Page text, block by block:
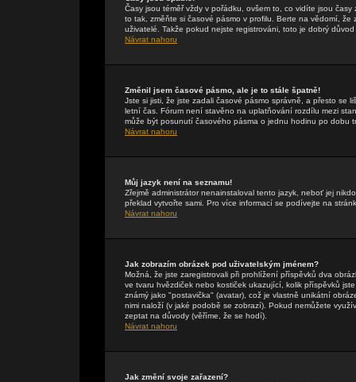
Časy jsou téměř vždy v pořádku, ovšem to, co vidíte jsou
to tak, změňte si časové pásmo v profilu. Berte na vědomí,
uživatelé. Takže pokud nejste registrováni, toto je dobrý
Návrat nahoru
Změnil jsem časové pásmo, ale je to stále špatně!
Jste si jisti, že jste zadali časové pásmo správně, a přesto
letní čas. Fórum není stavěno na uplatňování rozdílu mezi
může být posunutí časového pásma o jednu hodinu po dobu
Návrat nahoru
Můj jazyk není na seznamu!
Zřejmě administrátor nenainstaloval tento jazyk, neboť jej
překlad vytvořte sami. Pro více informací se podívejte na
Návrat nahoru
Jak zobrazím obrázek pod uživatelským jménem?
Možná, že jste zaregistrovali při prohlížení příspěvků dva
ve tvaru hvězdiček nebo kostiček ukazující, kolik příspěvků
známý jako "postavička" (avatar), což je vlastně unikátní
nimi naloží (v jaké podobě se zobrazí). Pokud nemůžete
zeptat na důvody (věříme, že se hodí).
Návrat nahoru
Jak změní svoje zařazení?